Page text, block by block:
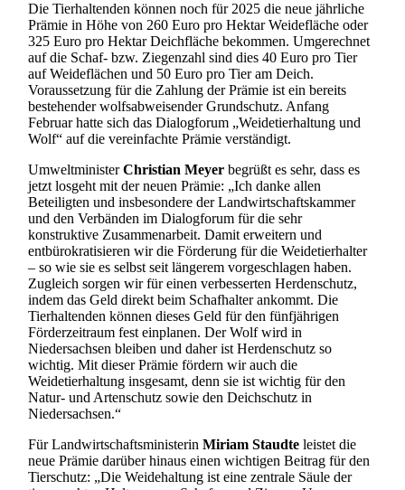
Die Tierhaltenden können noch für 2025 die neue jährliche
Prämie in Höhe von 260 Euro pro Hektar Weidefläche oder
325 Euro pro Hektar Deichfläche bekommen. Umgerechnet
auf die Schaf- bzw. Ziegenzahl sind dies 40 Euro pro Tier
auf Weideflächen und 50 Euro pro Tier am Deich.
Voraussetzung für die Zahlung der Prämie ist ein bereits
bestehender wolfsabweisender Grundschutz. Anfang
Februar hatte sich das Dialogforum „Weidetierhaltung und
Wolf“ auf die vereinfachte Prämie verständigt.
UmweltministerChristian Meyer begrüßt es sehr, dass es
jetzt losgeht mit der neuen Prämie: „Ich danke allen
Beteiligten und insbesondere der Landwirtschaftskammer
und den Verbänden im Dialogforum für die sehr
konstruktive Zusammenarbeit. Damit erweitern und
entbürokratisieren wir die Förderung für die Weidetierhalter
– so wie sie es selbst seit längerem vorgeschlagen haben.
Zugleich sorgen wir für einen verbesserten Herdenschutz,
indem das Geld direkt beim Schafhalter ankommt. Die
Tierhaltenden können dieses Geld für den fünfjährigen
Förderzeitraum fest einplanen. Der Wolf wird in
Niedersachsen bleiben und daher ist Herdenschutz so
wichtig. Mit dieser Prämie fördern wir auch die
Weidetierhaltung insgesamt, denn sie ist wichtig für den
Natur- und Artenschutz sowie den Deichschutz in
Niedersachsen.“
Für Landwirtschaftsministerin Miriam Staudte leistet die
neue Prämie darüber hinaus einen wichtigen Beitrag für den
Tierschutz: „Die Weidehaltung ist eine zentrale Säule der